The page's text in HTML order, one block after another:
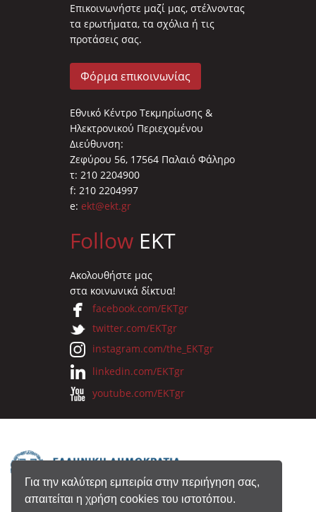
Για την καλύτερη εμπειρία στην περιήγηση σας,
απαιτείται η χρήση cookies του ιστοτόπου.
Επικοινωνήστε μαζί μας, στέλνοντας
τα ερωτήματα, τα σχόλια ή τις
προτάσεις σας.
Φόρμα επικοινωνίας
Εθνικό Κέντρο Τεκμηρίωσης &
Ηλεκτρονικού Περιεχομένου
Διεύθυνση:
Ζεφύρου 56, 17564 Παλαιό Φάληρο
τ: 210 2204900
f: 210 2204997
e: ekt@ekt.gr
Follow EKT
Ακολουθήστε μας
στα κοινωνικά δίκτυα!
facebook.com/EKTgr
twitter.com/EKTgr
instagram.com/the_EKTgr
linkedin.com/EKTgr
youtube.com/EKTgr